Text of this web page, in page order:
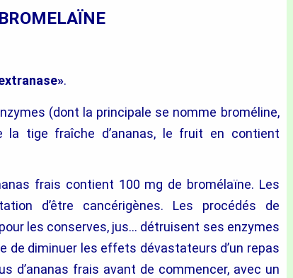
.
(dont la principale se nomme broméline,
la tige fraîche d’ananas, le fruit en contient
frais contient 100 mg de bromélaïne. Les
d’être cancérigènes. Les procédés de
les conserves, jus… détruisent ses enzymes
de diminuer les effets dévastateurs d’un repas
d’ananas frais avant de commencer, avec un